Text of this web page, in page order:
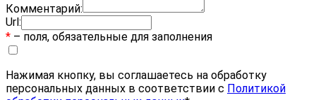
Комментарий:
Url:
* – поля, обязательные для заполнения
Нажимая кнопку, вы соглашаетесь на обработку
персональных данных в соответствии с Политикой